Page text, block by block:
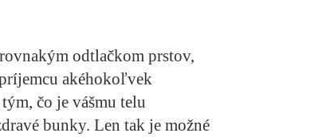
odtlačkom prstov,
akéhokoľvek
čo je vášmu telu
bunky. Len tak je možné